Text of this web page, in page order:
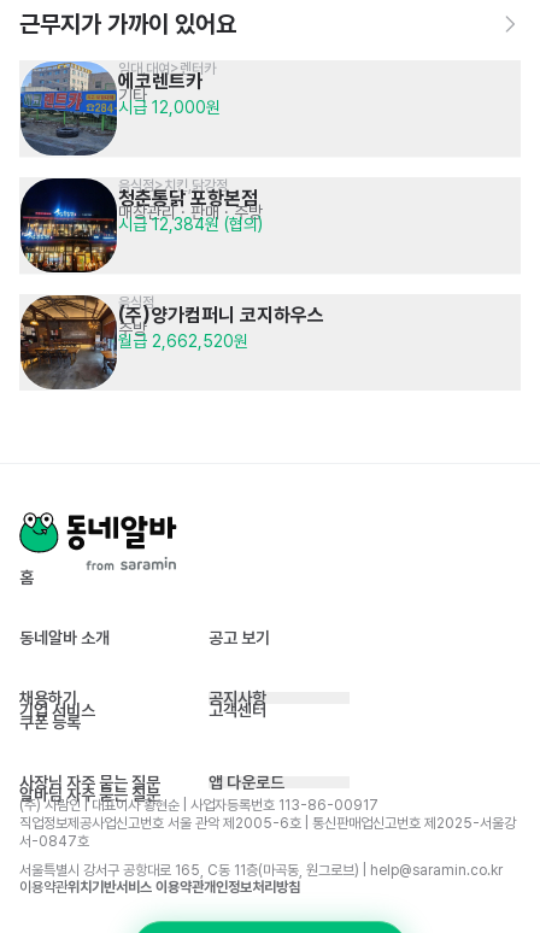
근무지가 가까이 있어요
임대,대여>렌터카
에코렌트카
기타
시급 12,000원
음식점>치킨,닭강정
청춘통닭 포항본점
매장관리 · 판매· 주방
시급 12,384원 (협의)
음식점
(주)양가컴퍼니 코지하우스
주방
월급 2,662,520원
홈
동네알바 소개 공고 보기
채용하기
기업 서비스
쿠폰 등록
공지사항
고객센터
사장님 자주 묻는 질문
알바님 자주 묻는 질문
앱 다운로드
(주) 사람인 | 대표이사 황현순 | 사업자등록번호 113-86-00917
직업정보제공사업신고번호 서울 관악 제2005-6호 | 통신판매업신고번호 제2025-서울강
서-0847호
서울특별시 강서구 공항대로 165, C동 11층(마곡동, 원그로브) | help@saramin.co.kr
이용약관위치기반서비스 이용약관개인정보처리방침